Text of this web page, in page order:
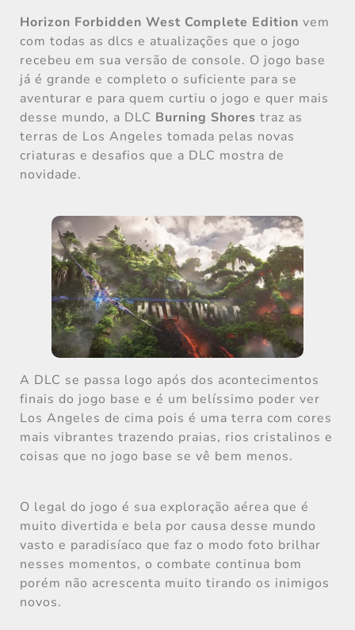
Horizon Forbidden West Complete Edition vem
com todas as dlcs e atualizações que o jogo
recebeu em sua versão de console. O jogo base
já é grande e completo o suficiente para se
aventurar e para quem curtiu o jogo e quer mais
desse mundo, a DLC Burning Shores traz as
terras de Los Angeles tomada pelas novas
criaturas e desafios que a DLC mostra de
novidade.
A DLC se passa logo após dos acontecimentos
finais do jogo base e é um belíssimo poder ver
Los Angeles de cima pois é uma terra com cores
mais vibrantes trazendo praias, rios cristalinos e
coisas que no jogo base se vê bem menos.
O legal do jogo é sua exploração aérea que é
muito divertida e bela por causa desse mundo
vasto e paradisíaco que faz o modo foto brilhar
nesses momentos, o combate continua bom
porém não acrescenta muito tirando os inimigos
novos.